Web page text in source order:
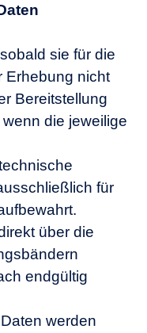
sie für die
Erhebung nicht
Bereitstellung
die jeweilige
für
über die
endgültig
werden